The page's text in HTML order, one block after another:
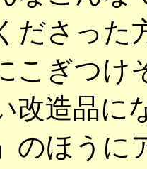
ださった
こぎつけ
改造品に
のほうに